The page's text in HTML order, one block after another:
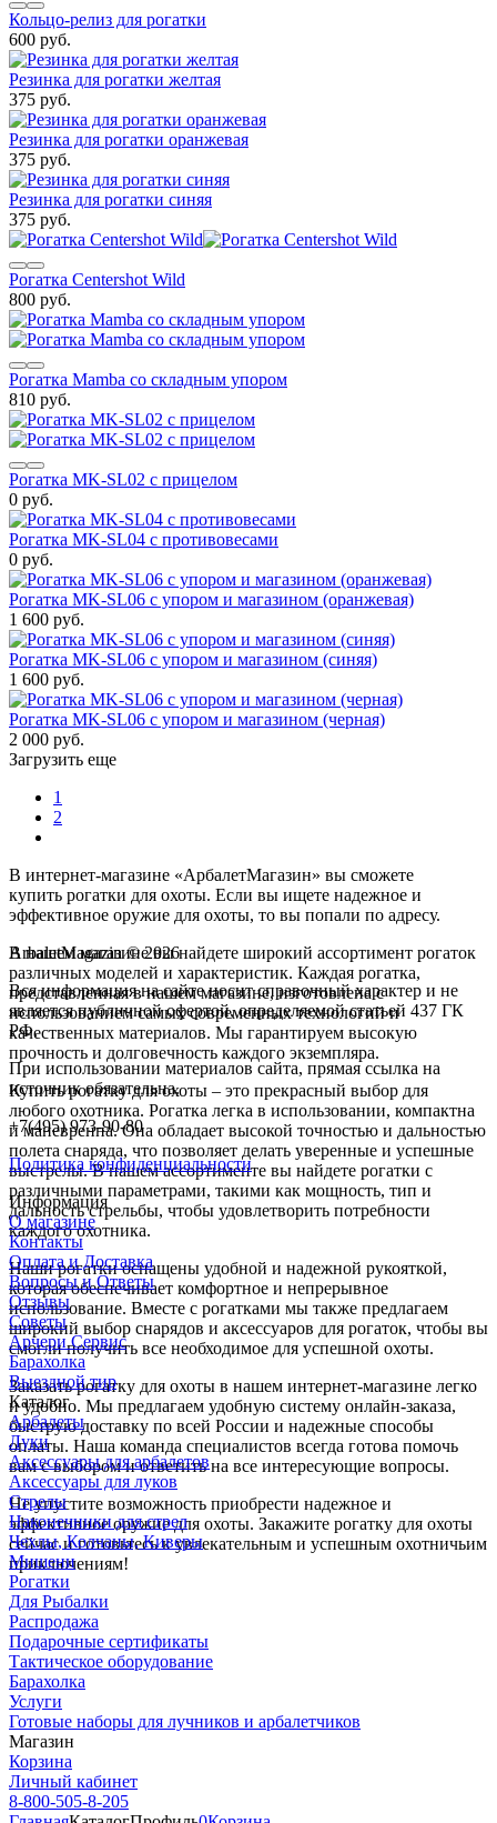
Кольцо-релиз для рогатки
600 руб.
Резинка для рогатки желтая
375 руб.
Резинка для рогатки оранжевая
375 руб.
Резинка для рогатки синяя
375 руб.
Рогатка Centershot Wild
800 руб.
Рогатка Mamba со складным упором
810 руб.
Рогатка MK-SL02 с прицелом
0 руб.
Рогатка MK-SL04 с противовесами
0 руб.
Рогатка MK-SL06 с упором и магазином (оранжевая)
1 600 руб.
Рогатка MK-SL06 с упором и магазином (синяя)
1 600 руб.
Рогатка MK-SL06 с упором и магазином (черная)
2 000 руб.
Загрузить еще
1
2
В интернет-магазине «АрбалетМагазин» вы сможете
купить рогатки для охоты. Если вы ищете надежное и
эффективное оружие для охоты, то вы попали по адресу.
В нашем магазине вы найдете широкий ассортимент рогаток
различных моделей и характеристик. Каждая рогатка,
представленная в нашем магазине, изготовлена с
использованием самых современных технологий и
качественных материалов. Мы гарантируем высокую
прочность и долговечность каждого экземпляра.
Купить рогатку для охоты – это прекрасный выбор для
любого охотника. Рогатка легка в использовании, компактна
и маневренна. Она обладает высокой точностью и дальностью
полета снаряда, что позволяет делать уверенные и успешные
выстрелы. В нашем ассортименте вы найдете рогатки с
различными параметрами, такими как мощность, тип и
дальность стрельбы, чтобы удовлетворить потребности
каждого охотника.
Наши рогатки оснащены удобной и надежной рукояткой,
которая обеспечивает комфортное и непрерывное
использование. Вместе с рогатками мы также предлагаем
широкий выбор снарядов и аксессуаров для рогаток, чтобы вы
смогли получить все необходимое для успешной охоты.
Заказать рогатку для охоты в нашем интернет-магазине легко
и удобно. Мы предлагаем удобную систему онлайн-заказа,
быструю доставку по всей России и надежные способы
оплаты. Наша команда специалистов всегда готова помочь
вам с выбором и ответить на все интересующие вопросы.
Не упустите возможность приобрести надежное и
эффективное оружие для охоты. Закажите рогатку для охоты
сейчас и готовьтесь к увлекательным и успешным охотничьим
приключениям!
ArbaletMagazin© 2026
Вся информация на сайте носит справочный характер и не
является публичной офертой, определяемой статьей 437 ГК
РФ.
При использовании материалов сайта, прямая ссылка на
источник обязательна.
+7(495) 973-90-80
Политика конфиденциальности
Информация
О магазине
Контакты
Оплата и Доставка
Вопросы и Ответы
Отзывы
Советы
Арчери Сервис
Барахолка
Выездной тир
Каталог
Арбалеты
Луки
Аксессуары для арбалетов
Аксессуары для луков
Стрелы
Наконечники для стрел
Чехлы, Колчаны, Киверы
Мишени
Рогатки
Для Рыбалки
Распродажа
Подарочные сертификаты
Тактическое оборудование
Барахолка
Услуги
Готовые наборы для лучников и арбалетчиков
Магазин
Корзина
Личный кабинет
8-800-505-8-205